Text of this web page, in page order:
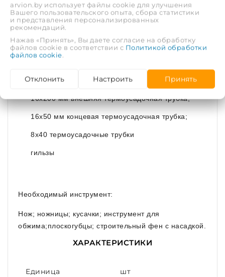
Комплект соединительных и концевых муфт
предназначен для подключения
электропитанию и соединения частей кабеля между
собой.
16х200 мм внешняя термоусадочная трубка;
16х50 мм концевая термоусадочная трубка;
8х40 термоусадочные трубки
гильзы
Необходимый инструмент:
Нож; ножницы; кусачки; инструмент для
обжима;плоскогубцы; строительный фен с насадкой.
ХАРАКТЕРИСТИКИ
Единица
шт
arvion.by использует файлы cookie для улучшения
Вашего пользовательского опыта, сбора статистики
и представления персонализированных
рекомендаций.
Нажав «Принять», Вы даете согласие на обработку
файлов cookie в соответствии с Политикой обработки
файлов cookie
Отклонить Настроить Принять